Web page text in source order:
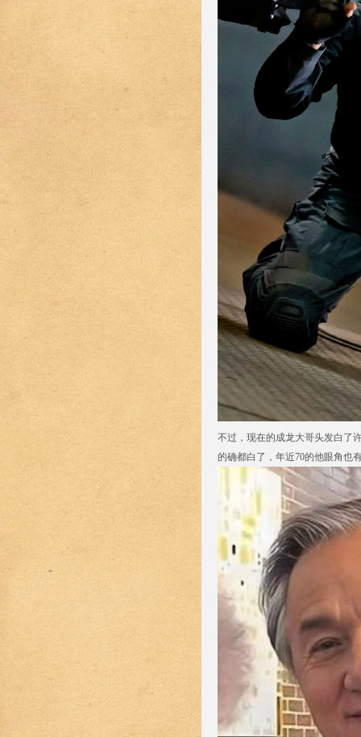
不过，现在的成龙大哥头发白了
的确都白了，年近70的他眼角也